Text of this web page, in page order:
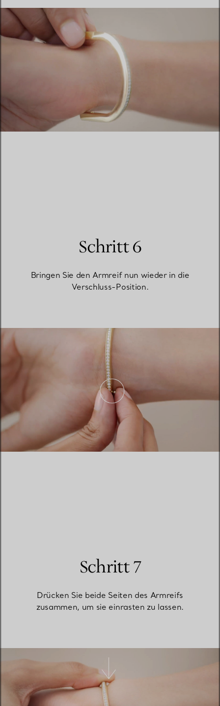
Schritt 6
Bringen Sie den Armreif nun wieder in die
Verschluss-Position.
Schritt 7
Drücken Sie beide Seiten des Armreifs
zusammen, um sie einrasten zu lassen.